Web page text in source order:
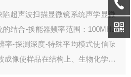
超声波扫描显微镜系统声学显微
结合-换能器频率范围：100MHz
-探测深度-特殊平均模式使信噪
成像使样品在结构上、生物化学性